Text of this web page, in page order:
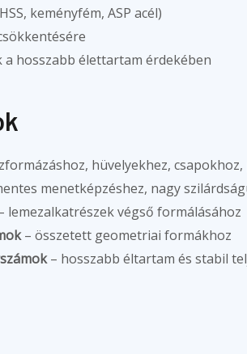
keményfém, ASP acél)
hosszabb élettartam érdekében
hüvelyekhez, csapokhoz,
menetképzéshez, nagy
lemezalkatrészek végső formálásához
– összetett geometriai formákhoz
– hosszabb éltartam és stabil